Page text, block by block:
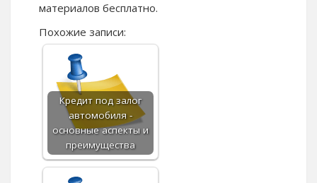
материалов бесплатно.
Похожие записи:
Кредит под залог
автомобиля -
основные аспекты и
преимущества